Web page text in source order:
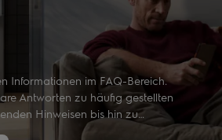
Informationen im FAQ-Bereich.
Antworten zu häufig gestellten
Hinweisen bis hin zu